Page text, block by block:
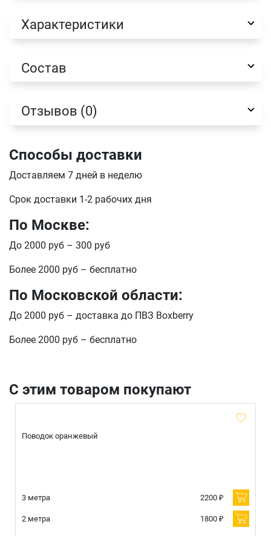
Характеристики
Состав
Отзывов (0)
Способы доставки
Доставляем 7 дней в неделю
Срок доставки 1-2 рабочих дня
По Москве:
До 2000 руб – 300 руб
Более 2000 руб – бесплатно
По Московской области:
До 2000 руб – доставка до ПВЗ Boxberry
Более 2000 руб – бесплатно
С этим товаром покупают
Поводок оранжевый
3 метра 2200 ₽
2 метра 1800 ₽